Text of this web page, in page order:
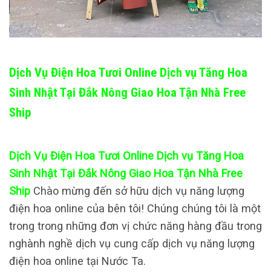
Dịch Vụ Điện Hoa Tươi Online Dịch vụ Tăng Hoa
Sinh Nhật Tại Đắk Nông Giao Hoa Tận Nhà Free
Ship
Dịch Vụ Điện Hoa Tươi Online Dịch vụ Tăng Hoa
Sinh Nhật Tại Đắk Nông Giao Hoa Tận Nhà Free
Ship Chào mừng đến sở hữu dịch vụ năng lượng
điện hoa online của bên tôi! Chúng chúng tôi là một
trong trong những đơn vị chức năng hàng đầu trong
nghành nghề dịch vụ cung cấp dịch vụ năng lượng
điện hoa online tại Nước Ta.